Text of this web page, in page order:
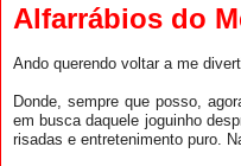
Alfarrábios do
Ando querendo voltar a me
Donde, sempre que posso,
em busca daquele joguinho
risadas e entretenimento puro.